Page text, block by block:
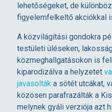
Ö
Z
T
É
lehetőségeket, de
figyelemfelkeltő akciókkal
A közvilágítási gondokra
testületi üléseken,
közmeghallgatásokon is
kiparodizálva a helyzetet
javasolták a sötét utcákat,
közösen parafrazálták a
melynek gyáli verziója azt